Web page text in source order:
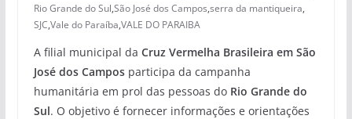
Rio Grande do Sul,São José dos Campos,serra da mantiqueira,
SJC,Vale do Paraíba,VALE DO PARAIBA
A filial municipal da Cruz Vermelha Brasileira em São
José dos Camposparticipa da campanha
humanitária em prol das pessoas do Rio Grande do
Sul. O objetivo é fornecer informações e orientações